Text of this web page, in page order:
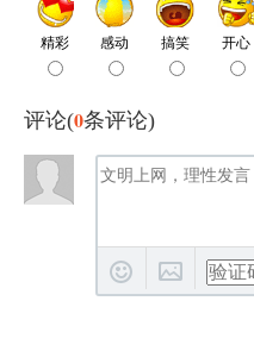
评论(0条评论)